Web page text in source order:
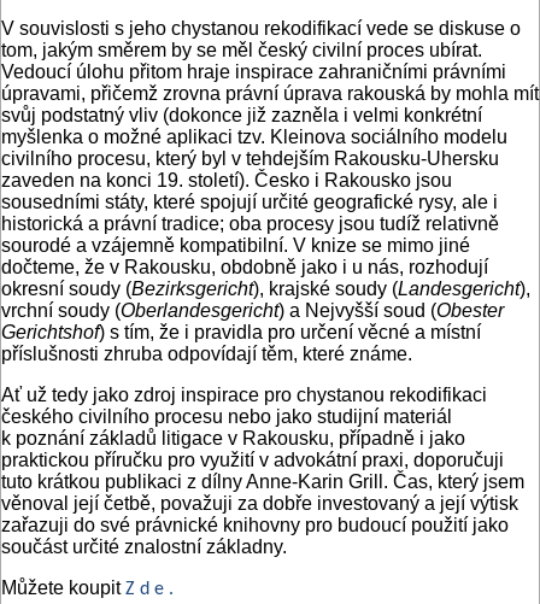
V souvislosti s jeho chystanou rekodifikací vede se diskuse o
tom, jakým směrem by se měl český civilní proces ubírat.
Vedoucí úlohu přitom hraje inspirace zahraničními právními
úpravami, přičemž zrovna právní úprava rakouská by mohla mít
svůj podstatný vliv (dokonce již zazněla i velmi konkrétní
myšlenka o možné aplikaci tzv. Kleinova sociálního modelu
civilního procesu, který byl v tehdejším Rakousku-Uhersku
zaveden na konci 19. století). Česko i Rakousko jsou
sousedními státy, které spojují určité geografické rysy, ale i
historická a právní tradice; oba procesy jsou tudíž relativně
sourodé a vzájemně kompatibilní. V knize se mimo jiné
dočteme, že v Rakousku, obdobně jako i u nás, rozhodují
okresní soudy (Bezirksgericht), krajské soudy (Landesgericht),
vrchní soudy (Oberlandesgericht) a Nejvyšší soud (Obester
Gerichtshof) s tím, že i pravidla pro určení věcné a místní
příslušnosti zhruba odpovídají těm, které známe.
Ať už tedy jako zdroj inspirace pro chystanou rekodifikaci
českého civilního procesu nebo jako studijní materiál
k poznání základů litigace v Rakousku, případně i jako
praktickou příručku pro využití v advokátní praxi, doporučuji
tuto krátkou publikaci z dílny Anne-Karin Grill. Čas, který jsem
věnoval její četbě, považuji za dobře investovaný a její výtisk
zařazuji do své právnické knihovny pro budoucí použití jako
součást určité znalostní základny.
Můžete koupitZ d e .